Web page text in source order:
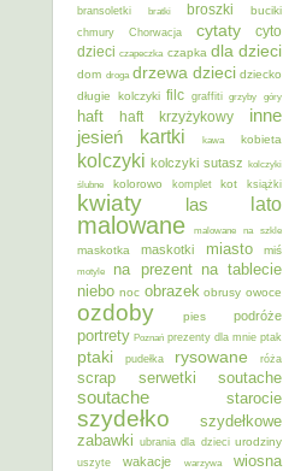
bransoletki
bratki broszki buciki
chmury Chorwacja cytaty
cyto
dzieci czapeczka czapka dla dzieci
dom droga drzewa dzieci dziecko
długie kolczyki filc graffiti grzyby góry
haft haft krzyżykowy inne
jesień kartki kawa kobieta
kolczyki kolczyki sutasz kolczyki
ślubne
kolorowo komplet kot książki
kwiaty las lato
malowane malowane na szkle
maskotka maskotki miasto miś
motyle na prezent na tablecie
niebo noc obrazek obrusy owoce
ozdoby pies podróże
portrety Poznań prezenty dla mnie ptak
ptaki pudełka rysowane róża
scrap serwetki soutache
soutache starocie
szydełko
szydełkowe
zabawki ubrania dla dzieci urodziny
uszyte wakacje warzywa wiosna